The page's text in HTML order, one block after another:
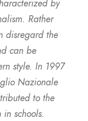
by
Rather
disregard the
can be
style. In 1997
Nazionale
to the
schools.